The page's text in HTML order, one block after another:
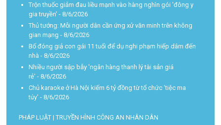
Trộn thuốc giảm đau liều mạnh vào hàng nghìn gói 'đông y
gia truyền' - 8/6/2026
Thủ tướng: Mỗi người dân cần ứng xử văn minh trên không
gian mạng - 8/6/2026
Bố đóng giả con gái 11 tuổi để dụ nghi phạm hiếp dâm đến
nhà - 8/6/2026
Nhiều người sập bẫy 'ngân hàng thanh lý tài sản giá
rẻ' - 8/6/2026
Chủ karaoke ở Hà Nội kiếm 6 tỷ đồng từ tổ chức 'tiệc ma
túy' - 8/6/2026
PHÁP LUẬT | TRUYỀN HÌNH CÔNG AN NHÂN DÂN